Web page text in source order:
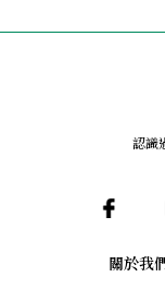
認識
關於我